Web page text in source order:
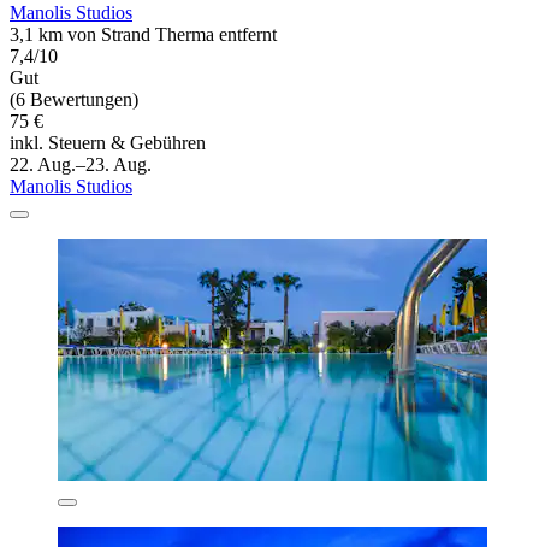
Manolis Studios
3,1 km von Strand Therma entfernt
7,4/10
Gut
(6 Bewertungen)
75 €
inkl. Steuern & Gebühren
22. Aug.–23. Aug.
Manolis Studios